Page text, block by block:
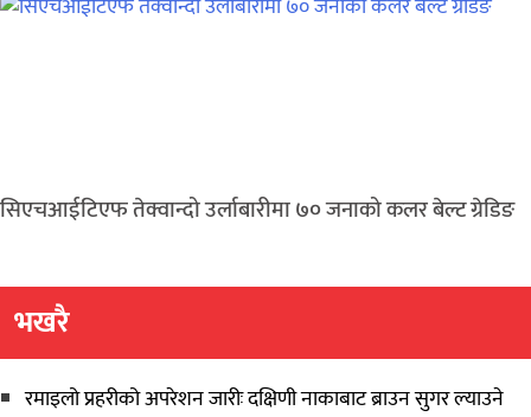
सिएचआईटिएफ तेक्वान्दो उर्लाबारीमा ७० जनाको कलर बेल्ट ग्रेडिङ
भखरै
रमाइलो प्रहरीको अपरेशन जारीः दक्षिणी नाकाबाट ब्राउन सुगर ल्याउने